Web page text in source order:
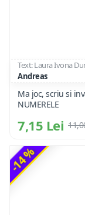
Text: Laura Ivona
Andreas
Ma joc, scriu si
NUMERELE
7,15 Lei
-14 %